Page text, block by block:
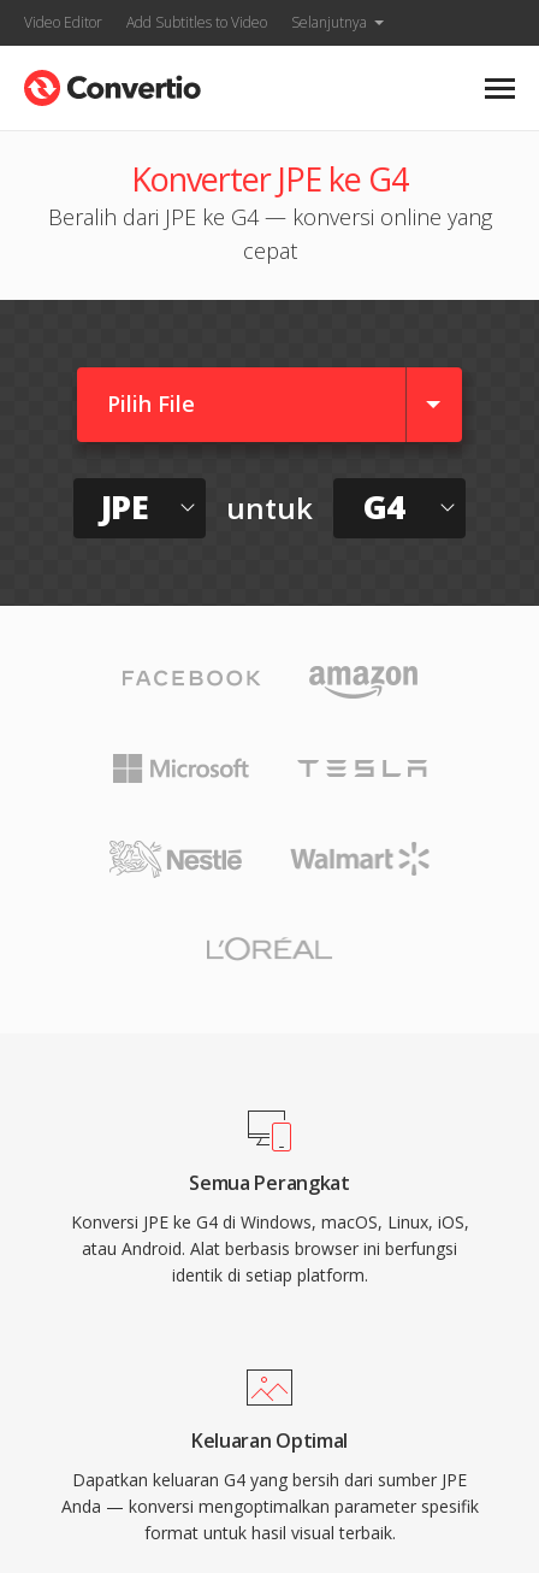
Video Editor Add Subtitles to Video Selanjutnya
Konverter JPE ke G4
Beralih dari JPE ke G4 — konversi online yang
cepat
Pilih File
JPE untuk G4
Semua Perangkat
Konversi JPE ke G4 di Windows, macOS, Linux, iOS,
atau Android. Alat berbasis browser ini berfungsi
identik di setiap platform.
Keluaran Optimal
Dapatkan keluaran G4 yang bersih dari sumber JPE
Anda — konversi mengoptimalkan parameter spesifik
format untuk hasil visual terbaik.